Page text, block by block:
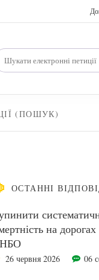
(ПОШУК)
ОСТАННІ
на
26 червня 2026 06